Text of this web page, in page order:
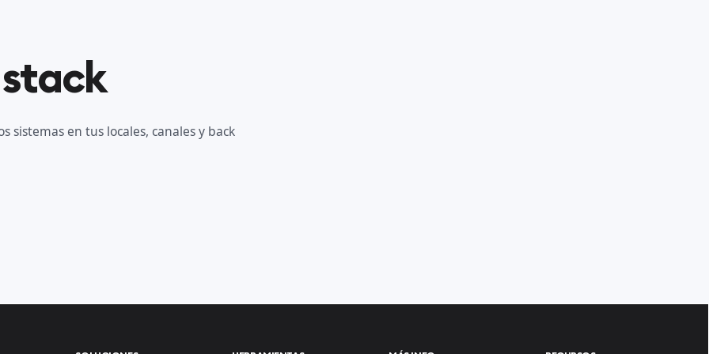
sistemas en tus locales, canales y back